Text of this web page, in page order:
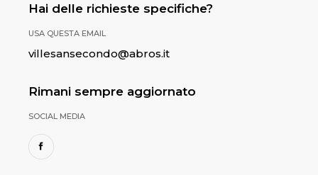
Hai delle richieste specifiche?
USA QUESTA EMAIL
villesansecondo@abros.it
Rimani sempre aggiornato
SOCIAL MEDIA